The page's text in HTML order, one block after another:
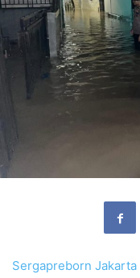
Sergapreborn Jakarta